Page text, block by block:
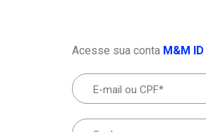
Acesse sua conta M&M ID